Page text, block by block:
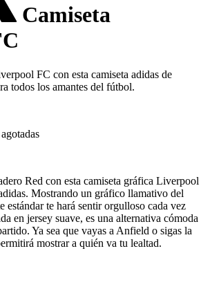
Camiseta
FC con esta camiseta adidas de
todos los amantes del fútbol.
Red con esta camiseta gráfica Liverpool
Mostrando un gráfico llamativo del
estándar te hará sentir orgulloso cada vez
en jersey suave, es una alternativa cómoda
Ya sea que vayas a Anfield o sigas la
mostrar a quién va tu lealtad.